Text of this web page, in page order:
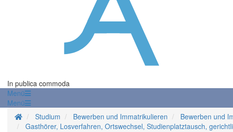
In publica commoda
Menü
Menü
Startseite
Studium Bewerben und Immatrikulieren Bewerben und
Gasthörer, Losverfahren, Ortswechsel, Studienplatztausch,